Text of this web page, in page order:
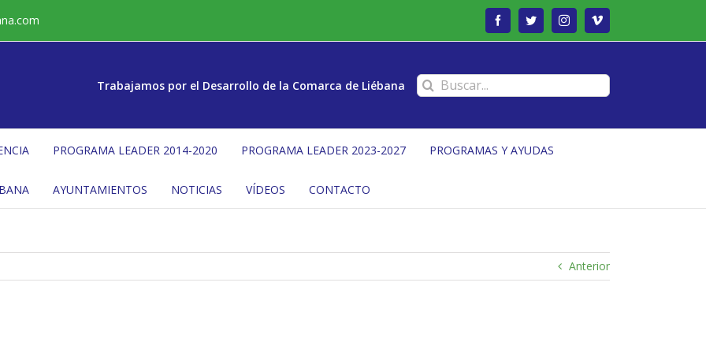
FacebookTwitterInstagramVimeo
Trabajamos por el Desarrollo de la Comarca de Liébana Buscar:
PROGRAMA LEADER 2014-2020 PROGRAMA LEADER 2023-2027 PROGRAMAS Y AYUDAS
AYUNTAMIENTOS NOTICIAS VÍDEOS CONTACTO
Anterior